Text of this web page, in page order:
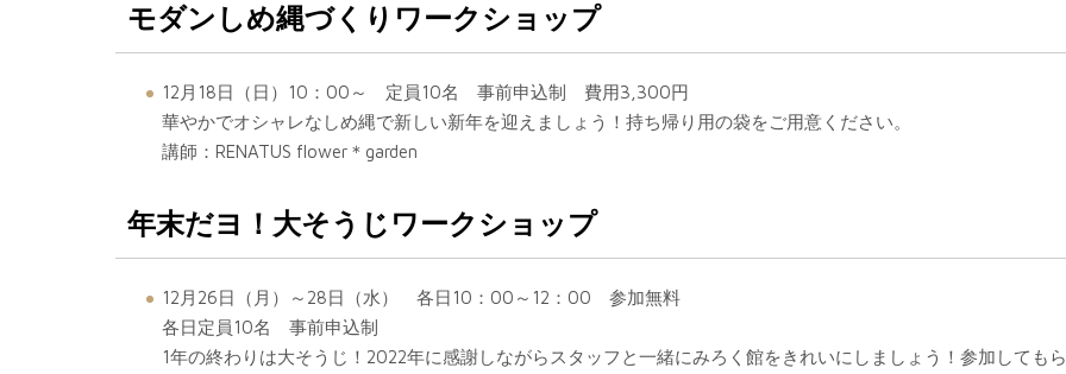
モダンしめ縄づくりワークショップ
12月18日（日）10：00～ 定員10名 事前申込制 費用3,300円
華やかでオシャレなしめ縄で新しい新年を迎えましょう！持ち帰り用の袋をご用意ください。
講師：RENATUS flower＊garden
年末だヨ！大そうじワークショップ
12月26日（月）～28日（水） 各日10：00～12：00 参加無料
各日定員10名 事前申込制
1年の終わりは大そうじ！2022年に感謝しながらスタッフと一緒にみろく館をきれいにしましょう！参加しても